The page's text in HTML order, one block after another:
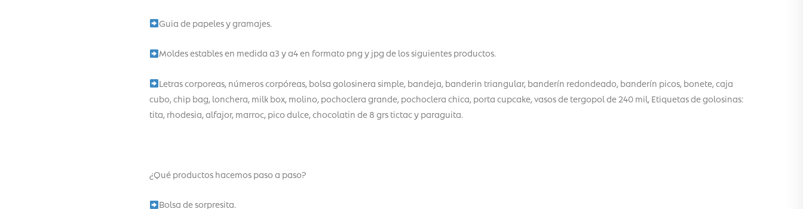
Guia de papeles y gramajes.
Moldes estables en medida a3 y a4 en formato png y jpg de los siguientes productos.
Letras corporeas, números corpóreas, bolsa golosinera simple, bandeja, banderin triangular, banderín redondeado, banderín picos, bonete, caja
cubo, chip bag, lonchera, milk box, molino, pochoclera grande, pochoclera chica, porta cupcake, vasos de tergopol de 240 mil, Etiquetas de golosinas:
tita, rhodesia, alfajor, marroc, pico dulce, chocolatin de 8 grs tictac y paraguita.
¿Qué productos hacemos paso a paso?
Bolsa de sorpresita.